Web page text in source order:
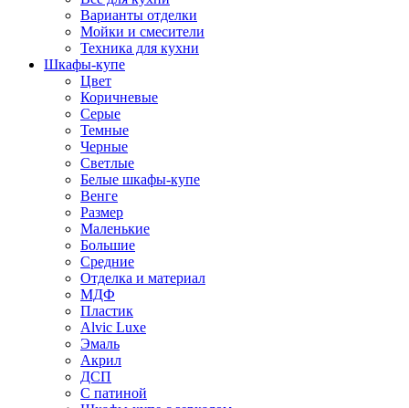
Варианты отделки
Мойки и смесители
Техника для кухни
Шкафы-купе
Цвет
Коричневые
Серые
Темные
Черные
Светлые
Белые шкафы-купе
Венге
Размер
Маленькие
Большие
Средние
Отделка и материал
МДФ
Пластик
Alvic Luxe
Эмаль
Акрил
ДСП
С патиной